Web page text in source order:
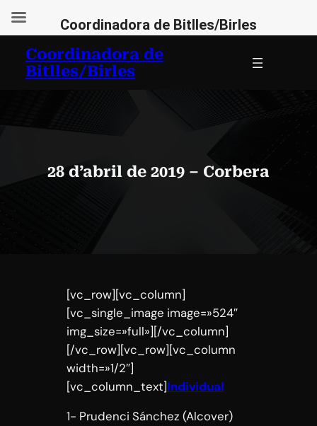
contingut
Coordinadora de
Bitlles/Birles
28 d’abril de 2019 – Corbera
[vc_row][vc_column]
[vc_single_image image=»524″
img_size=»full»][/vc_column]
[/vc_row][vc_row][vc_column
width=»1/2″]
[vc_column_text]Individual
1- Prudenci Sánchez (Alcover)
Coordinadora de Bitlles/Birles